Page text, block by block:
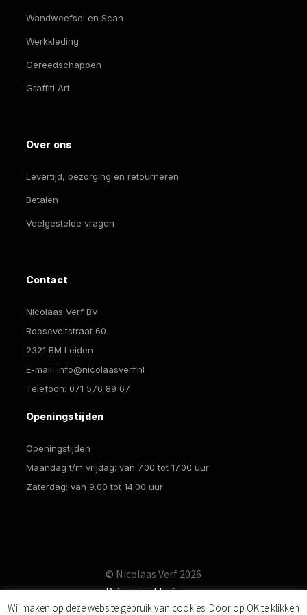
Wandweefsel en Scan
Werkkleding
Gereedschappen
Graffiti Art
Over ons
Levertijd, bezorging en retourneren
Betalen
Veelgestelde vragen
Contact
Nicolaas Verf BV
Rooseveltstraat 60
2321 BM Leiden
E-mail: info@nicolaasverf.nl
Telefoon: 071 576 89 67
Openingstijden
Openingstijden
Maandag t/m vrijdag: van 7.00 tot 17.00 uur
Zaterdag: van 9.00 tot 14.00 uur
© Nicolaas Verf 2026
Privacyverklaring
Wij maken op deze website gebruik van cookies. Door op OK te klikken